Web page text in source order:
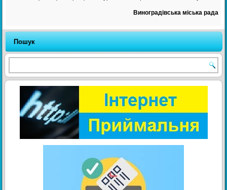
Виноградівська міська рада
Пошук